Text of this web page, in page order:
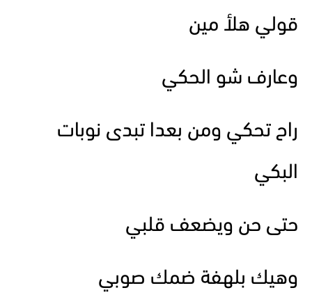
قولي هلأ مين
وعارف شو الحكي
راح تحكي ومن بعدا تبدى نوبات
البكي
حتى حن ويضعف قلبي
وهيك بلهفة ضمك صوبي